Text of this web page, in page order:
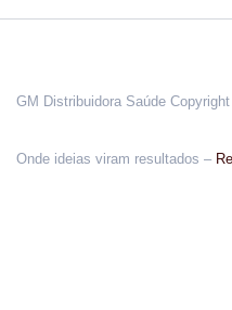
GM Distribuidora Saúde
Onde ideias viram resultados –